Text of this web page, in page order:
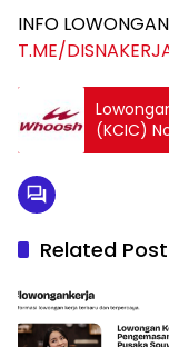
INFO
T.ME/
(KCIC)
Related